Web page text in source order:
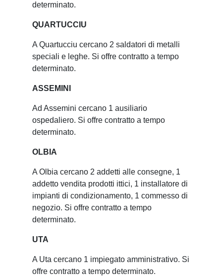
determinato.
QUARTUCCIU
A Quartucciu cercano 2 saldatori di metalli
speciali e leghe. Si offre contratto a tempo
determinato.
ASSEMINI
Ad Assemini cercano 1 ausiliario
ospedaliero. Si offre contratto a tempo
determinato.
OLBIA
A Olbia cercano 2 addetti alle consegne, 1
addetto vendita prodotti ittici, 1 installatore di
impianti di condizionamento, 1 commesso di
negozio. Si offre contratto a tempo
determinato.
UTA
A Uta cercano 1 impiegato amministrativo. Si
offre contratto a tempo determinato.